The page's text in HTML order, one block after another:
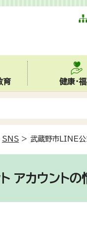
育 健康・
SNS > 武蔵野市LINE公
アカウント